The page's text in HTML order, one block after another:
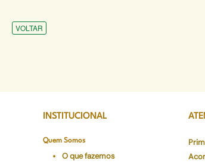
VOLTAR
INSTITUCIONAL
Quem Somos
O que fazemos